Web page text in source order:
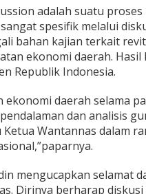
adalah suatu
spesifik melalui
bahan kajian terkait
ekonomi daerah. Hasil
Republik Indonesia.
daerah selama
dan analisis
Wantannas dalam
mengucapkan selamat
Dirinya berharap diskusi